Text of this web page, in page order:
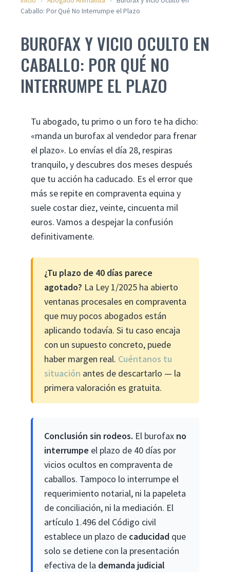
Caballo: Por Qué No Interrumpe el Plazo
BUROFAX Y VICIO OCULTO EN
CABALLO: POR QUÉ NO
INTERRUMPE EL PLAZO
Tu abogado, tu primo o un foro te ha dicho:
«manda un burofax al vendedor para frenar
el plazo». Lo envías el día 28, respiras
tranquilo, y descubres dos meses después
que tu acción ha caducado. Es el error que
más se repite en compraventa equina y
suele costar diez, veinte, cincuenta mil
euros. Vamos a despejar la confusión
definitivamente.
¿Tu plazo de 40 días parece
agotado? La Ley 1/2025 ha abierto
ventanas procesales en compraventa
que muy pocos abogados están
aplicando todavía. Si tu caso encaja
con un supuesto concreto, puede
haber margen real. Cuéntanos tu
situación antes de descartarlo — la
primera valoración es gratuita.
Conclusión sin rodeos. El burofax no
interrumpe el plazo de 40 días por
vicios ocultos en compraventa de
caballos. Tampoco lo interrumpe el
requerimiento notarial, ni la papeleta
de conciliación, ni la mediación. El
artículo 1.496 del Código civil
establece un plazo de caducidad que
solo se detiene con la presentación
efectiva de la demanda judicial